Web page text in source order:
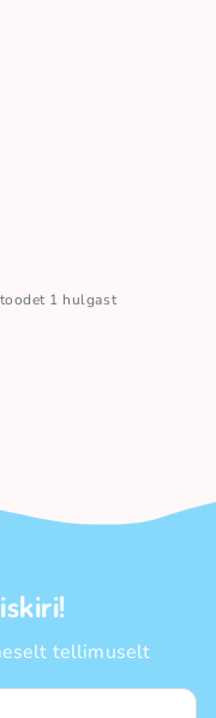
1 hulgast
tellimuselt